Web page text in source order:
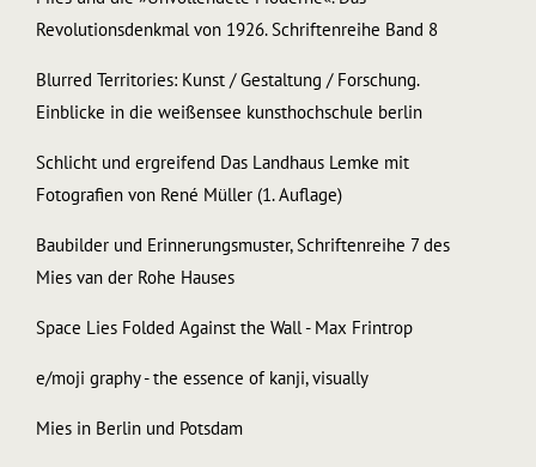
Revolutionsdenkmal von 1926. Schriftenreihe Band 8
Blurred Territories: Kunst / Gestaltung / Forschung.
Einblicke in die weißensee kunsthochschule berlin
Schlicht und ergreifend Das Landhaus Lemke mit
Fotografien von René Müller (1. Auflage)
Baubilder und Erinnerungsmuster, Schriftenreihe 7 des
Mies van der Rohe Hauses
Space Lies Folded Against the Wall - Max Frintrop
e/moji graphy - the essence of kanji, visually
Mies in Berlin und Potsdam